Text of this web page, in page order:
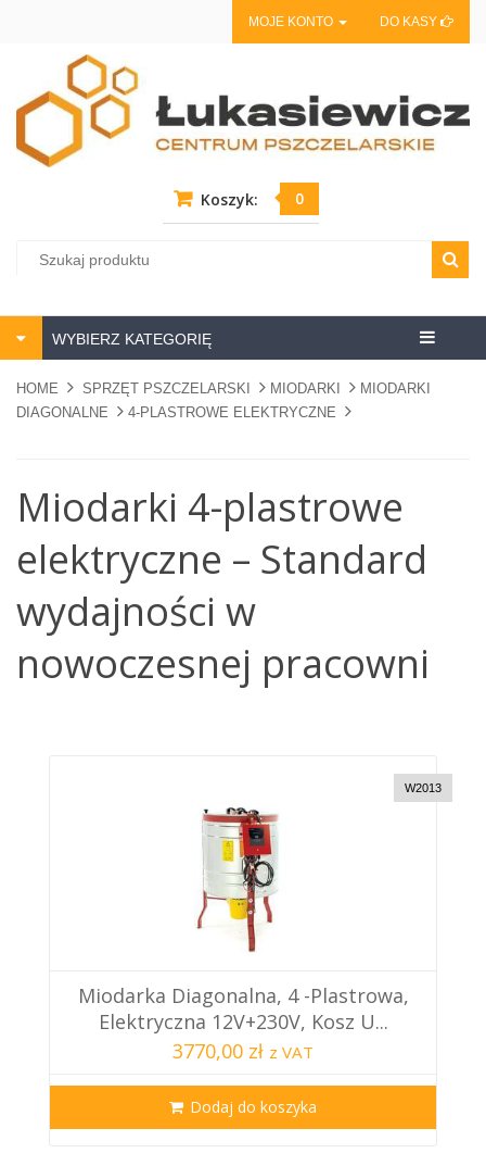
MOJE KONTO DO KASY
Koszyk: 0
Centrum
WYBIERZ KATEGORIĘ
HOME SPRZĘT PSZCZELARSKI MIODARKI
MIODARKI
DIAGONALNE
4-PLASTROWE ELEKTRYCZNE
Miodarki 4-plastrowe
elektryczne – Standard
wydajności w
nowoczesnej pracowni
W2013
Miodarka Diagonalna, 4 -plastrowa,
Elektryczna 12V+230V, Kosz U...
3770,00 zł z VAT
Dodaj do koszyka